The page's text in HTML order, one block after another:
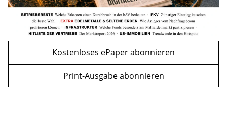
Kostenloses ePaper abonnieren
Print-Ausgabe abonnieren